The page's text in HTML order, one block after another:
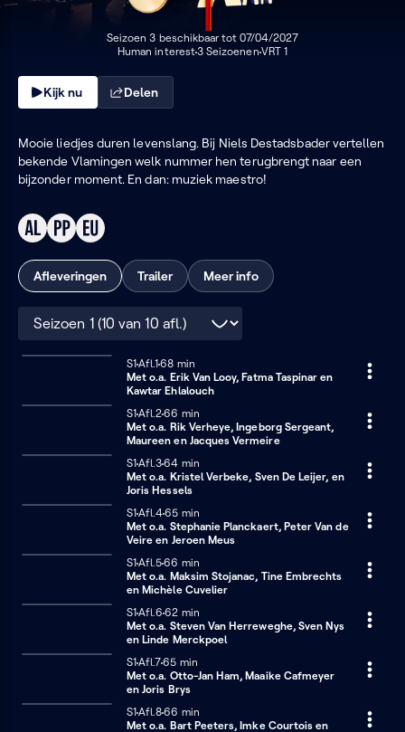
Seizoen 3 beschikbaar tot 07/04/2027
Human interest3 SeizoenenVRT 1
Kijk nu Delen
Mooie liedjes duren levenslang. Bij Niels Destadsbader vertellen
bekende Vlamingen welk nummer hen terugbrengt naar een
bijzonder moment. En dan: muziek maestro!
Afleveringen Trailer Meer info
(10
afl.)
Seizoen 1
S1Afl.168 minuten
68 min
Met o.a. Erik Van Looy, Fatma Taspinar en
Kawtar Ehlalouch
Seizoen 1
S1Afl.266 minuten
66 min
Met o.a. Rik Verheye, Ingeborg Sergeant,
Maureen en Jacques Vermeire
Seizoen 1
S1Afl.364 minuten
64 min
Met o.a. Kristel Verbeke, Sven De Leijer, en
Joris Hessels
Seizoen 1
S1Afl.465 minuten
65 min
Met o.a. Stephanie Planckaert, Peter Van de
Veire en Jeroen Meus
Seizoen 1
S1Afl.566 minuten
66 min
Met o.a. Maksim Stojanac, Tine Embrechts
en Michèle Cuvelier
Seizoen 1
S1Afl.662 minuten
62 min
Met o.a. Steven Van Herreweghe, Sven Nys
en Linde Merckpoel
Seizoen 1
S1Afl.765 minuten
65 min
Met o.a. Otto-Jan Ham, Maaike Cafmeyer
en Joris Brys
Seizoen 1
S1Afl.866 minuten
66 min
Met o.a. Bart Peeters, Imke Courtois en